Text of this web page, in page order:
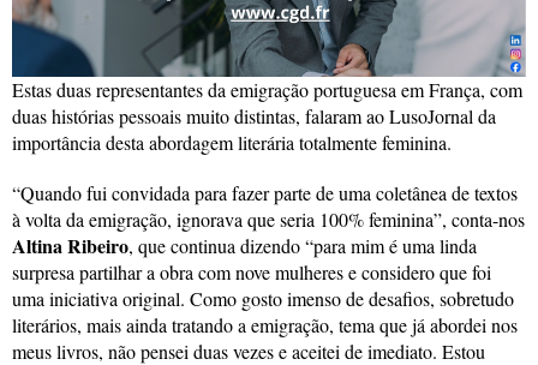
Estas duas representantes da emigração portuguesa em França, com
duas histórias pessoais muito distintas, falaram ao LusoJornal da
importância desta abordagem literária totalmente feminina.
“Quando fui convidada para fazer parte de uma coletânea de textos
à volta da emigração, ignorava que seria 100% feminina”, conta-nos
Altina Ribeiro, que continua dizendo “para mim é uma linda
surpresa partilhar a obra com nove mulheres e considero que foi
uma iniciativa original. Como gosto imenso de desafios, sobretudo
literários, mais ainda tratando a emigração, tema que já abordei nos
meus livros, não pensei duas vezes e aceitei de imediato. Estou